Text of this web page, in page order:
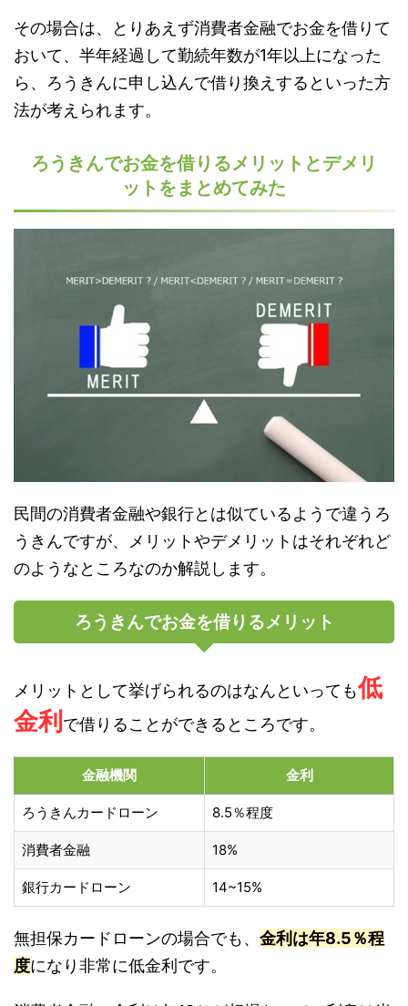
その場合は、とりあえず消費者金融でお金を借りて
おいて、半年経過して勤続年数が1年以上になった
ら、ろうきんに申し込んで借り換えするといった方
法が考えられます。
ろうきんでお金を借りるメリットとデメリ
ットをまとめてみた
民間の消費者金融や銀行とは似ているようで違うろ
うきんですが、メリットやデメリットはそれぞれど
のようなところなのか解説します。
ろうきんでお金を借りるメリット
メリットとして挙げられるのはなんといっても低
金利 で借りることができるところです。
金融機関 金利
ろうきんカードローン 8.5％程度
消費者金融 18%
銀行カードローン 14~15%
無担保カードローンの場合でも、 金利は年8.5％程
度になり非常に低金利です。